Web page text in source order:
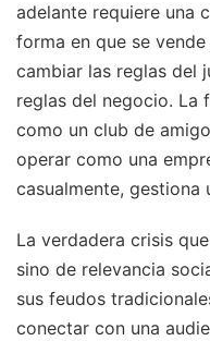
adelante requiere una
forma en que se
cambiar las reglas del
reglas del negocio. La
como un club de
operar como una
casualmente, gestiona
La verdadera crisis
sino de relevancia
sus feudos
conectar con una